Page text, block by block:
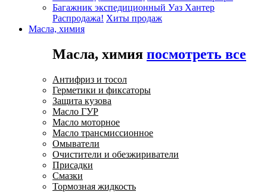
Багажник экспедиционный Уаз Хантер
Распродажа! Хиты продаж
Масла, химия
Масла, химия посмотреть все
Антифриз и тосол
Герметики и фиксаторы
Защита кузова
Масло ГУР
Масло моторное
Масло трансмиссионное
Омыватели
Очистители и обезжириватели
Присадки
Смазки
Тормозная жидкость